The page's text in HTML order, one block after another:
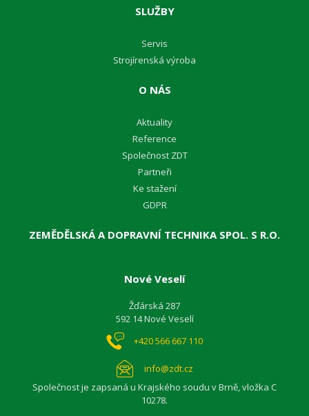
SLUŽBY
Servis
Strojírenská výroba
O NÁS
Aktuality
Reference
Společnost ZDT
Partneři
Ke stažení
GDPR
ZEMĚDĚLSKÁ A DOPRAVNÍ TECHNIKA SPOL. S R.O.
Nové Veselí
Žďárská 287
592 14 Nové Veselí
+420 566 667 110
info@zdt.cz
Společnost je zapsaná u Krajského soudu v Brně, vložka C
10278.